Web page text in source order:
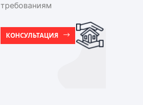
требованиям
КОНСУЛЬТАЦИЯ